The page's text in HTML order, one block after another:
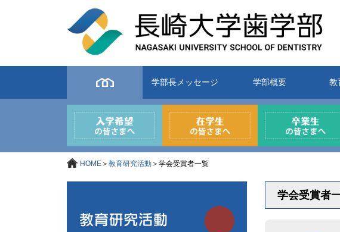
学部長メッセージ 学部概要 教
HOME ＞ 教育研究活動 ＞学会受賞者一覧
学会受賞者